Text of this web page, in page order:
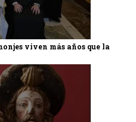
viven más años que la